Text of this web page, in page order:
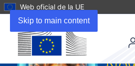
Skip to main content
Web oficial de la UE